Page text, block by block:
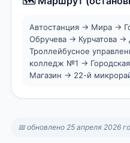
Автостанция → Мира →
Обручева → Курчатова
Троллейбусное
колледж №1 →
Магазин → 22-й
📅 обновлено 25 апреля 2026